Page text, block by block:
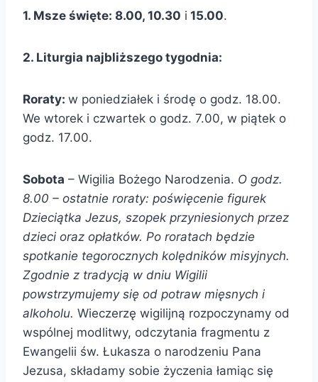
1. Msze święte: 8.00, 10.30 i 15.00.
2. Liturgia najbliższego tygodnia:
Roraty: w poniedziałek i środę o godz. 18.00.
We wtorek i czwartek o godz. 7.00, w piątek o
godz. 17.00.
Sobota – Wigilia Bożego Narodzenia. O godz.
8.00 – ostatnie roraty: poświęcenie figurek
Dzieciątka Jezus, szopek przyniesionych przez
dzieci oraz opłatków. Po roratach będzie
spotkanie tegorocznych kolędników misyjnych.
Zgodnie z tradycją w dniu Wigilii
powstrzymujemy się od potraw mięsnych i
alkoholu. Wieczerzę wigilijną rozpoczynamy od
wspólnej modlitwy, odczytania fragmentu z
Ewangelii św. Łukasza o narodzeniu Pana
Jezusa, składamy sobie życzenia łamiąc się